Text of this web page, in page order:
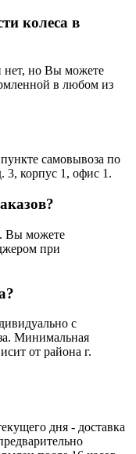
колеса в
нет, но Вы можете
в любом из
самовывоза по
3, корпус 1, офис 1.
Вы можете
при
с
Минимальная
от района г.
дня - доставка